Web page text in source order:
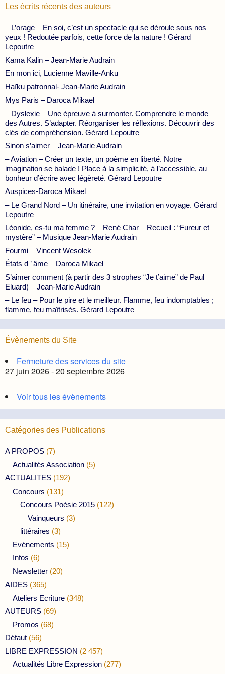
Les écrits récents des auteurs
– L’orage – En soi, c’est un spectacle qui se déroule sous nos
yeux ! Redoutée parfois, cette force de la nature ! Gérard
Lepoutre
Kama Kalin – Jean-Marie Audrain
En mon ici, Lucienne Maville-Anku
Haïku patronnal- Jean-Marie Audrain
Mys Paris – Daroca Mikael
– Dyslexie – Une épreuve à surmonter. Comprendre le monde
des Autres. S’adapter. Réorganiser les réflexions. Découvrir des
clés de compréhension. Gérard Lepoutre
Sinon s’aimer – Jean-Marie Audrain
– Aviation – Créer un texte, un poème en liberté. Notre
imagination se balade ! Place à la simplicité, à l’accessible, au
bonheur d’écrire avec légèreté. Gérard Lepoutre
Auspices-Daroca Mikael
– Le Grand Nord – Un itinéraire, une invitation en voyage. Gérard
Lepoutre
Léonide, es-tu ma femme ? – René Char – Recueil : “Fureur et
mystère” – Musique Jean-Marie Audrain
Fourmi – Vincent Wesolek
États d ’ âme – Daroca Mikael
S’aimer comment (à partir des 3 strophes “Je t’aime” de Paul
Eluard) – Jean-Marie Audrain
– Le feu – Pour le pire et le meilleur. Flamme, feu indomptables ;
flamme, feu maîtrisés. Gérard Lepoutre
Évènements du Site
Fermeture des services du site
27 juin 2026 - 20 septembre 2026
Voir tous les évènements
Catégories des Publications
A PROPOS (7)
Actualités Association (5)
ACTUALITES (192)
Concours (131)
Concours Poésie 2015 (122)
Vainqueurs (3)
littéraires (3)
Evénements (15)
Infos (6)
Newsletter (20)
AIDES (365)
Ateliers Ecriture (348)
AUTEURS (69)
Promos (68)
Défaut (56)
LIBRE EXPRESSION (2 457)
Actualités Libre Expression (277)